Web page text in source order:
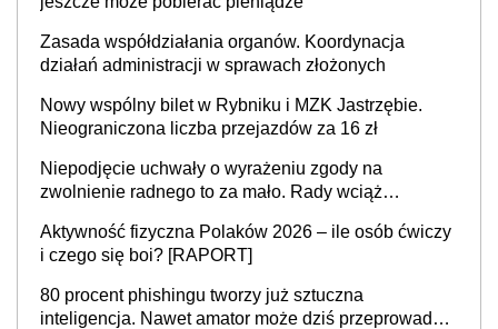
Zasada współdziałania organów. Koordynacja
działań administracji w sprawach złożonych
Nowy wspólny bilet w Rybniku i MZK Jastrzębie.
Nieograniczona liczba przejazdów za 16 zł
Niepodjęcie uchwały o wyrażeniu zgody na
zwolnienie radnego to za mało. Rady wciąż
sprawy
Aktywność fizyczna Polaków 2026 – ile osób ćwiczy
i czego się boi? [RAPORT]
80 procent phishingu tworzy już sztuczna
inteligencja. Nawet amator może dziś przeprowadzić